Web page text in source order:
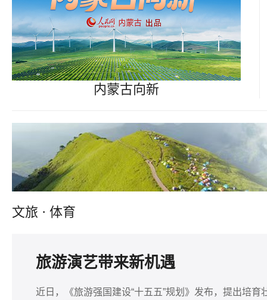
内蒙古向新
文旅 · 体育
旅游演艺带来新机遇
近日，《旅游强国建设“十五五”规划》发布，提出培